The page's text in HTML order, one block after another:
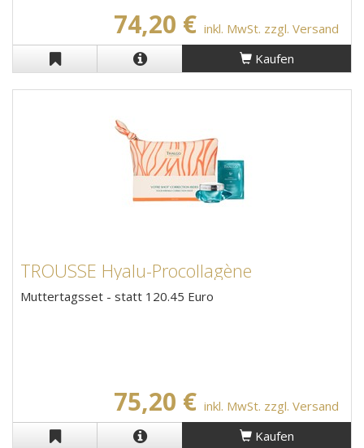
74,20 € inkl. MwSt. zzgl. Versand
Kaufen
TROUSSE Hyalu-Procollagène
Muttertagsset - statt 120.45 Euro
75,20 € inkl. MwSt. zzgl. Versand
Kaufen